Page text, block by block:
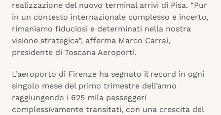
realizzazione del nuovo terminal arrivi di Pisa. “Pur
in un contesto internazionale complesso e incerto,
rimaniamo fiduciosi e determinati nella nostra
visione strategica”, afferma Marco Carrai,
presidente di Toscana Aeroporti.
L’aeroporto di Firenze ha segnato il record in ogni
singolo mese del primo trimestre dell’anno
raggiungendo i 625 mila passeggeri
complessivamente transitati, con una crescita del